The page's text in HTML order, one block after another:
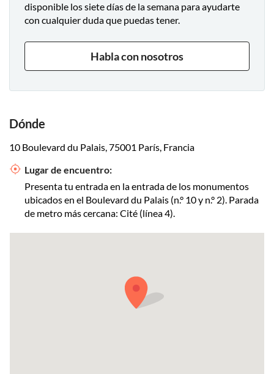
disponible los siete días de la semana para ayudarte
con cualquier duda que puedas tener.
Habla con nosotros
Dónde
10 Boulevard du Palais, 75001 París, Francia
Lugar de encuentro:
Presenta tu entrada en la entrada de los monumentos
ubicados en el Boulevard du Palais (n.° 10 y n.° 2). Parada
de metro más cercana: Cité (línea 4).